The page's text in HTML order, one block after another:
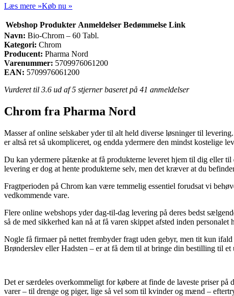
Læs mere »Køb nu »
Webshop Produkter Anmeldelser Bedømmelse Link
Navn: Bio-Chrom – 60 Tabl.
Kategori: Chrom
Producent: Pharma Nord
Varenummer: 5709976061200
EAN: 5709976061200
Vurderet til 3.6 ud af 5 stjerner baseret på 41 anmeldelser
Chrom fra Pharma Nord
Masser af online selskaber yder til alt held diverse løsninger til
er altså ret så ukompliceret, og endda ydermere den mindst kostelige
Du kan ydermere påtænke at få produkterne leveret hjem til dig eller
levering er dog at hente produkterne selv, men det kræver at du
Fragtperioden på Chrom kan være temmelig essentiel forudsat vi
vedkommende vare.
Flere online webshops yder dag-til-dag levering på deres bedst
så de med sikkerhed kan nå at få varen skippet afsted inden personalet
Nogle få firmaer på nettet frembyder fragt uden gebyr, men tit kun
Brønderslev eller Hadsten – er at få dem til at bringe din bestilling til et
Det er særdeles overkommeligt for købere at finde de laveste priser
varer – til drenge og piger, lige så vel som til kvinder og mænd –